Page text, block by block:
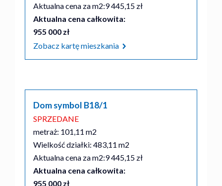
Aktualna cena za m2:9 445,15 zł
Aktualna cena całkowita:
955 000 zł
Zobacz kartę mieszkania
Dom symbol B18/1
SPRZEDANE
metraż: 101,11 m2
Wielkość działki: 483,11 m2
Aktualna cena za m2:9 445,15 zł
Aktualna cena całkowita:
955 000 zł